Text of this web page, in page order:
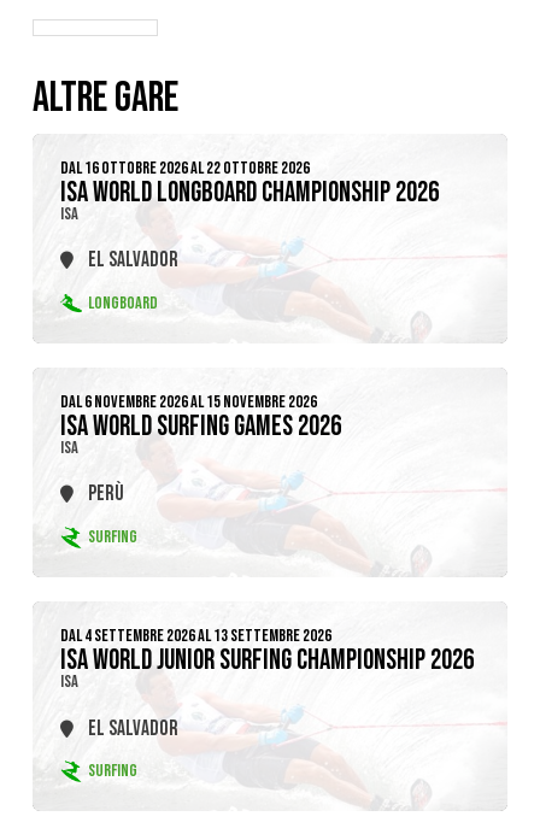
ALTRE GARE
DAL 16 OTTOBRE 2026 AL 22 OTTOBRE 2026
ISA WORLD LONGBOARD CHAMPIONSHIP 2026
ISA
EL SALVADOR
LONGBOARD
DAL 6 NOVEMBRE 2026 AL 15 NOVEMBRE 2026
ISA WORLD SURFING GAMES 2026
ISA
PERÙ
SURFING
DAL 4 SETTEMBRE 2026 AL 13 SETTEMBRE 2026
ISA WORLD JUNIOR SURFING CHAMPIONSHIP 2026
ISA
EL SALVADOR
SURFING